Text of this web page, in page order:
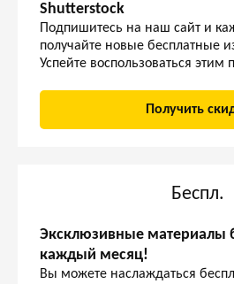
Shutterstock
Подпишитесь на наш сайт и
получайте новые бесплатные
Успейте воспользоваться
Получить
Беспл.
Эксклюзивные материалы
каждый месяц!
Вы можете наслаждаться